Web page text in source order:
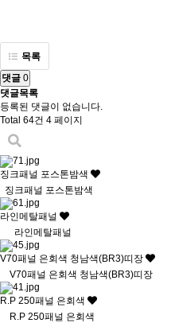
목록
댓글 0
댓글목록
등록된 댓글이 없습니다.
Total 64건 4 페이지
징크패널 포스톤밤색
징크패널 포스톤밤색
라인메탈패널
라인메탈패널
V70패널 은회색 청남색(BR3)띠장
V70패널 은회색 청남색(BR3)띠장
R.P 250패널 은회색
R.P 250패널 은회색